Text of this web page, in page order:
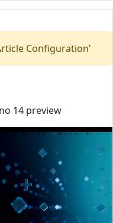
Configuration'
14 preview